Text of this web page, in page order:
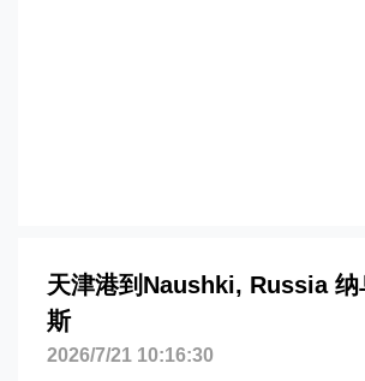
天津港到Naushki, Russia 纳
斯
2026/7/21 10:16:30